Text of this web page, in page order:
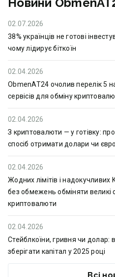
02.07.2026
38% українців не готові
чому лідирує біткоїн
02.04.2026
ObmenAT24 очолив перелік 5
сервісів для обміну
02.04.2026
З криптовалюти — у готівку:
спосіб отримати долари чи євро
02.04.2026
Жодних лімітів і надокучливих
без обмежень обміняти великі
криптовалюти
02.04.2026
Стейблкоїни, гривня чи долар:
зберігати капітал у 2025 році
Всі